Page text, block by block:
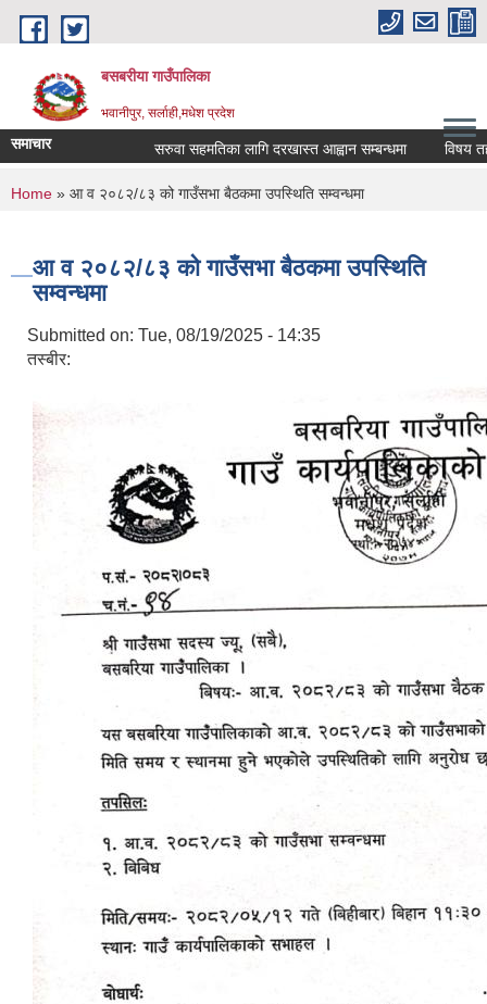
Skip to main content
बसबरीया गाउँपालिका
भवानीपुर, सर्लाही,मधेश प्रदेश
समाचार सरुवा सहमतिका लागि दरखास्त आह्वान सम्बन्धमा विषय
You are here
Home » आ व २०८२/८३ को गाउँसभा बैठकमा उपस्थिति सम्वन्धमा
आ व २०८२/८३ को गाउँसभा बैठकमा उपस्थिति
सम्वन्धमा
Submitted on: Tue, 08/19/2025 - 14:35
तस्बीर: